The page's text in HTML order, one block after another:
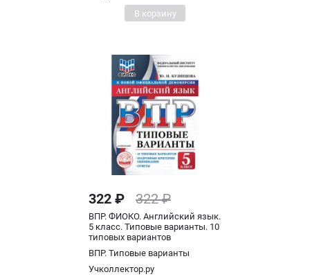
В корзину
322 ₽ 322 ₽
ВПР. ФИОКО. Английский язык.
5 класс. Типовые варианты. 10
типовых вариантов
ВПР. Типовые варианты
Учколлектор.ру